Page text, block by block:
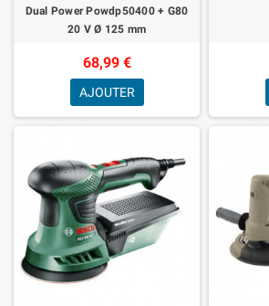
Dual Power Powdp50400 + G80
20 V Ø 125 mm
68,99 €
AJOUTER